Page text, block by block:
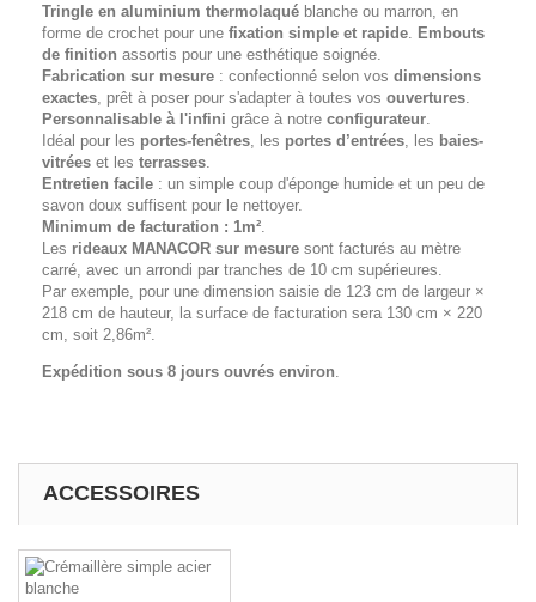
Tringle en aluminium thermolaqué blanche ou marron, en
forme de crochet pour une fixation simple et rapide Embouts
de finition assortis pour une esthétique soignée.
Fabrication sur mesure : confectionné selon vos dimensions
exactes , prêt à poser pour s'adapter à toutes vos ouvertures
Personnalisable à l'infini grâce à notre configurateur
Idéal pour les portes-fenêtres , les portes d’entrées , les baies-
vitrées et les terrasses
Entretien facile : un simple coup d'éponge humide et un peu de
savon doux suffisent pour le nettoyer.
Minimum de facturation : 1m²
Les rideaux MANACOR sur mesure sont facturés au mètre
carré, avec un arrondi par tranches de 10 cm supérieures.
Par exemple, pour une dimension saisie de 123 cm de largeur ×
218 cm de hauteur, la surface de facturation sera 130 cm × 220
cm, soit 2,86m².
Expédition sous 8 jours ouvrés environ
ACCESSOIRES